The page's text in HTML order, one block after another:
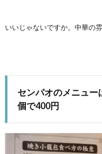
いいじゃないですか。中華の
センパオのメニュー
個で400円